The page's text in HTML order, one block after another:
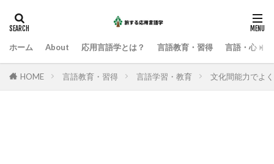
ホーム About 応用言語学とは？ 言語教育・習得 言語・心・
HOME 言語教育・習得 言語学習・教育 文化間能力でよ